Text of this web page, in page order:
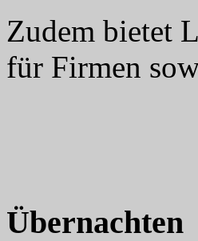
Zudem bietet
für Firmen
Übernachten